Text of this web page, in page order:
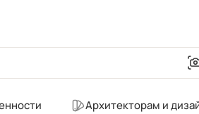
Архитекторам и